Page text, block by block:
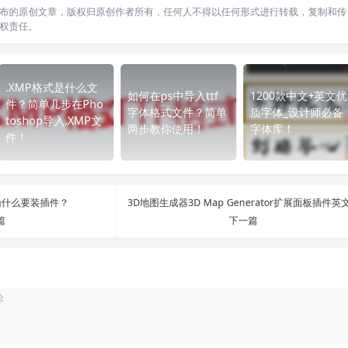
的原创文章，版权归原创作者所有，任何人不得以任何形式进行转载，复制和传
责任。
.XMP格式是什么文
件？简单几步在Pho
toshop导入.XMP文
件！
如何在ps中导入ttf
字体格式文件？简单
两步教你使用！
1200款中文+英文优
质字体_设计师必备
字体库！
么要装插件？
下一篇